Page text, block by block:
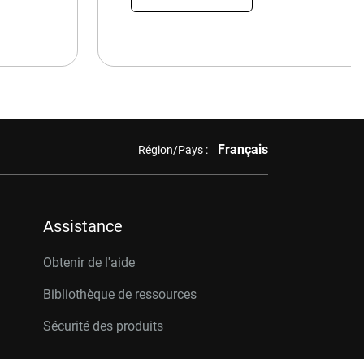
Région/Pays : Français
Assistance
Obtenir de l'aide
Bibliothèque de ressources
Sécurité des produits